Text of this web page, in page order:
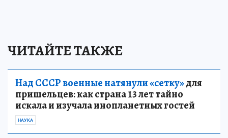
ЧИТАЙТЕ ТАКЖЕ
Над СССР военные натянули «сетку»для
пришельцев: как страна 13 лет тайно
искала и изучала инопланетных гостей
НАУКА